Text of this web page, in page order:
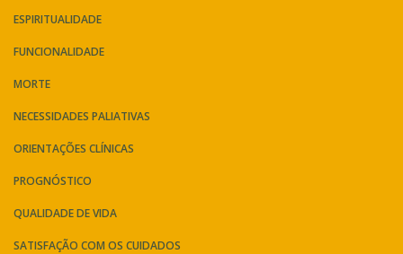
ESPIRITUALIDADE
FUNCIONALIDADE
MORTE
NECESSIDADES PALIATIVAS
ORIENTAÇÕES CLÍNICAS
PROGNÓSTICO
QUALIDADE DE VIDA
SATISFAÇÃO COM OS CUIDADOS